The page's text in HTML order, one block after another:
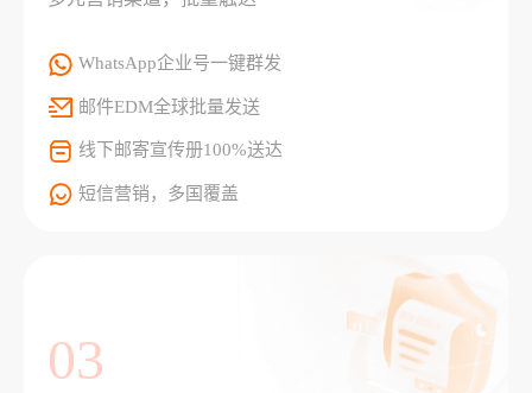
WhatsApp企业号一键群发
邮件EDM全球批量发送
线下邮寄宣传册100%送达
短信营销，多国覆盖
03